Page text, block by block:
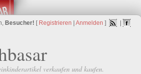
Besucher! [ Registrieren Anmelden ]
verkaufen und kaufen.